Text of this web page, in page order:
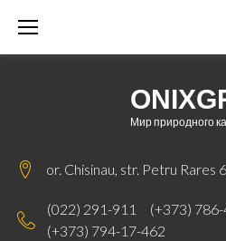
Мир природного
or. Chisinau, str. Petru Rares
(022) 291-911
(+373)
(+373) 794-17-462